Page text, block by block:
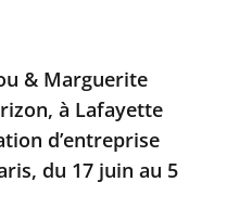
& Marguerite
à Lafayette
d’entreprise
du 17 juin au 5